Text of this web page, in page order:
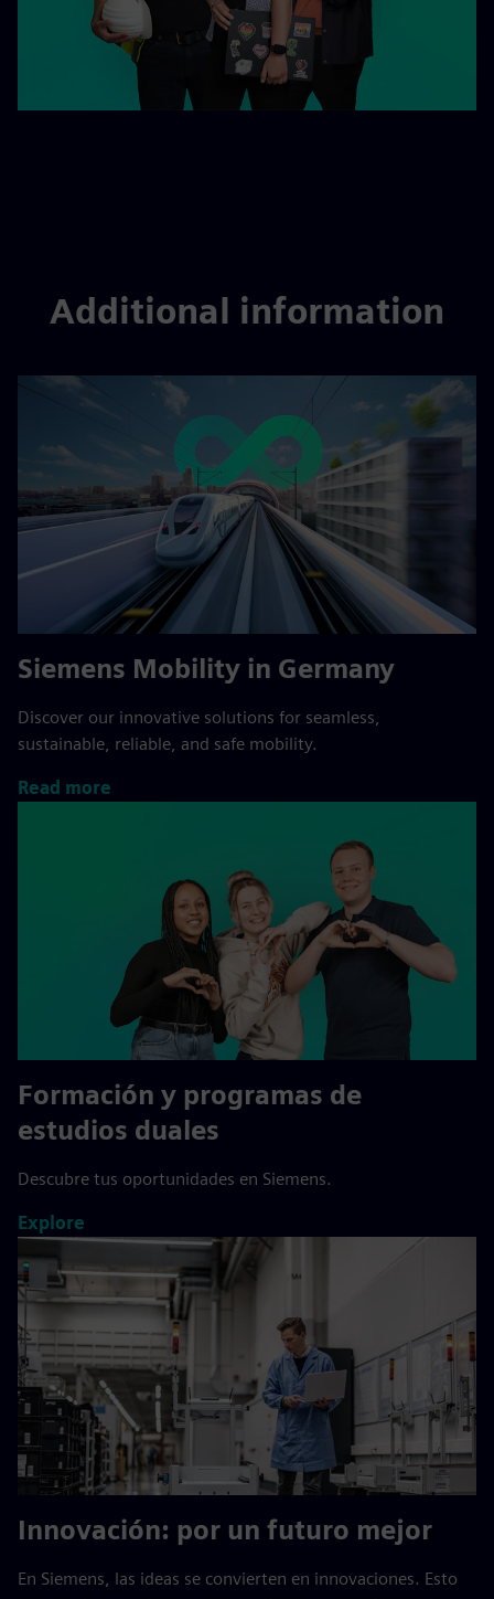
Additional information
Siemens Mobility in Germany
Discover our innovative solutions for seamless,
sustainable, reliable, and safe mobility.
Read more
Formación y programas de
estudios duales
Descubre tus oportunidades en Siemens.
Explore
Innovación: por un futuro mejor
En Siemens, las ideas se convierten en innovaciones. Esto